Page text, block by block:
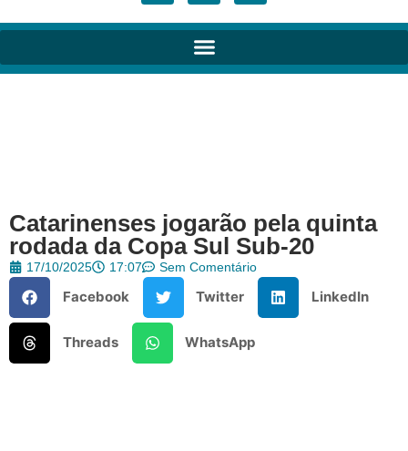
Catarinenses jogarão pela quinta
rodada da Copa Sul Sub-20
17/10/2025 17:07 Sem Comentário
Facebook Twitter LinkedIn
Threads WhatsApp